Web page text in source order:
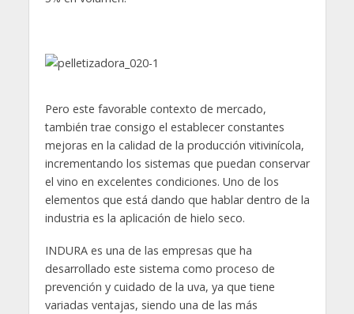
Pero este favorable contexto de mercado,
también trae consigo el establecer constantes
mejoras en la calidad de la producción vitivinícola,
incrementando los sistemas que puedan conservar
el vino en excelentes condiciones. Uno de los
elementos que está dando que hablar dentro de la
industria es la aplicación de hielo seco.
INDURA es una de las empresas que ha
desarrollado este sistema como proceso de
prevención y cuidado de la uva, ya que tiene
variadas ventajas, siendo una de las más